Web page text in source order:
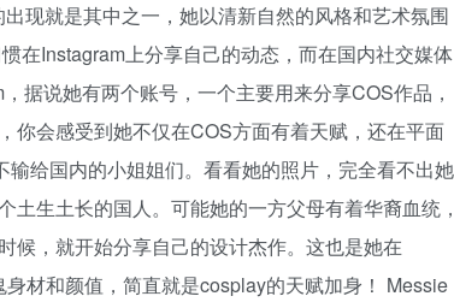
现就是其中之一，她以清新自然的风格和艺术氛围
在Instagram上分享自己的动态，而在国内社交媒体
据说她有两个账号，一个主要用来分享COS作品，
你会感受到她不仅在COS方面有着天赋，还在平面
给国内的小姐姐们。看看她的照片，完全看不出她
土生土长的国人。可能她的一方父母有着华裔血统
候，就开始分享自己的设计杰作。这也是她在
材和颜值，简直就是cosplay的天赋加身！ Messie